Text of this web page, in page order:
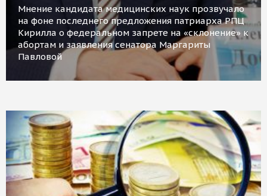
Мнение кандидата медицинских наук прозвучало
на фоне последнего предложения патриарха РПЦ
Кирилла о федеральном запрете на «склонение» к
абортам и заявления сенатора Маргариты
Павловой